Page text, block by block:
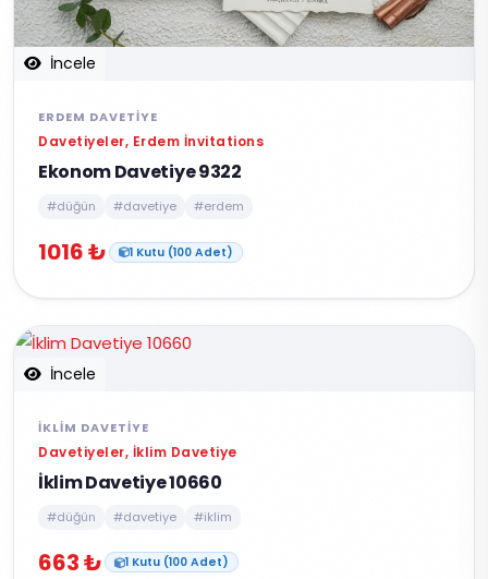
İncele
ERDEM DAVETIYE
Davetiyeler, Erdem İnvitations
Ekonom Davetiye 9322
#düğün #davetiye #erdem
1016 ₺ 1 Kutu (100 Adet)
İncele
İKLIM DAVETIYE
Davetiyeler, İklim Davetiye
İklim Davetiye 10660
#düğün #davetiye #iklim
663 ₺ 1 Kutu (100 Adet)